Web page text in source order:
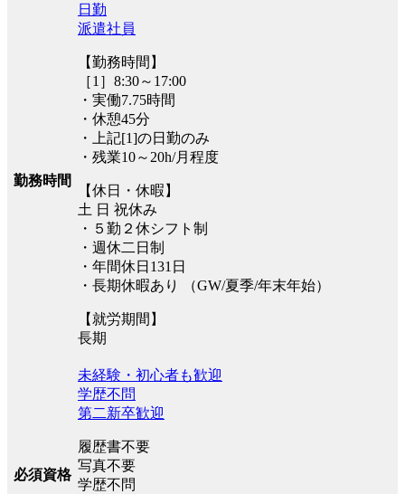
勤務時間
日勤
派遣社員
【勤務時間】
［1］8:30～17:00
・実働7.75時間
・休憩45分
・上記[1]の日勤のみ
・残業10～20h/月程度
【休日・休暇】
土 日 祝休み
・５勤２休シフト制
・週休二日制
・年間休日131日
・長期休暇あり （GW/夏季/年末年始）
【就労期間】
長期
必須資格
未経験・初心者も歓迎
学歴不問
第二新卒歓迎
履歴書不要
写真不要
学歴不問